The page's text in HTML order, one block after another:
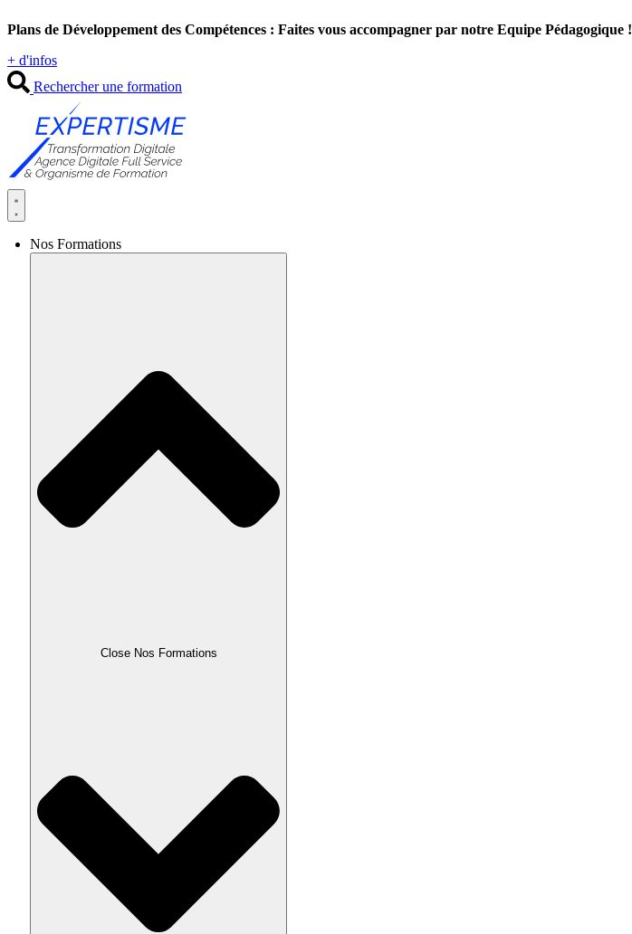
au
Plans de Développement des Compétences : Faites vous accompagner par notre Equipe Pédagogique !
+ d'infos
Rechercher une formation
Nos Formations
Close Nos Formations